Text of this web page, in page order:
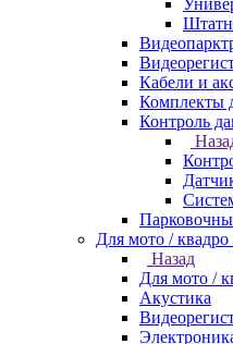
Кабели и
Комплекты
Контроль
Для мото / квадро
Назад
Для мото /
Акустика